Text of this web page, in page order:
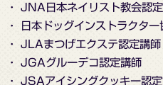
・ JNA日本ネイリスト教会認
・ 日本ドッグインストラクター
・ JLAまつげエクステ認定講師
・ JGAグルーデコ認定講師
・ JSAアイシングクッキー認